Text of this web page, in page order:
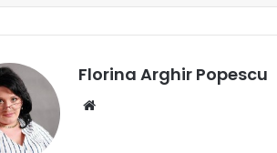
Florina Arghir Popescu